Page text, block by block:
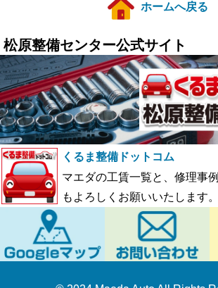
ホームへ戻る
松原整備センター公式サイト
くるま整備ドットコム
マエダの工賃一覧と、修理事
もよろしくお願いいたします。